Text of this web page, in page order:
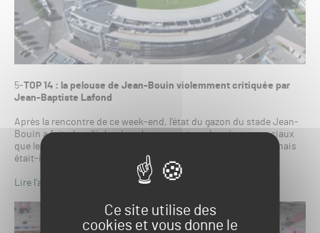
Ce site utilise des
cookies et vous donne le
5-TOP 14 : la pelouse de Jean-Bouin violemment critiquée par
Jean-Baptiste Lafond
Après la rencontre de ce week-end, l’état du gazon du stade Jean-
Bouin a fait plus d’écho dans la presse et sur les réseaux sociaux
que le score final… La pelouse était certes en mauvaise état mais
était-il réellement possible de faire mieux ?
Lire l’article ici